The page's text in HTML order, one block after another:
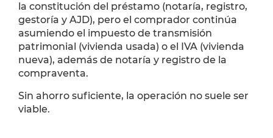
la constitución del préstamo (notaría, registro,
gestoría y AJD), pero el comprador continúa
asumiendo el impuesto de transmisión
patrimonial (vivienda usada) o el IVA (vivienda
nueva), además de notaría y registro de la
compraventa.
Sin ahorro suficiente, la operación no suele ser
viable.